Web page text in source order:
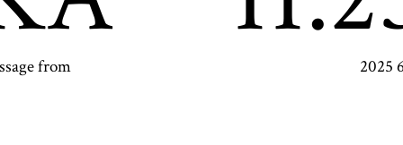
from 2025